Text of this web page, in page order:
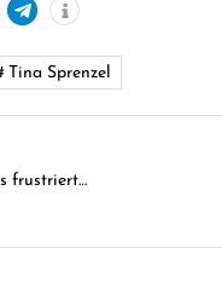
Tina Sprenzel
frustriert…